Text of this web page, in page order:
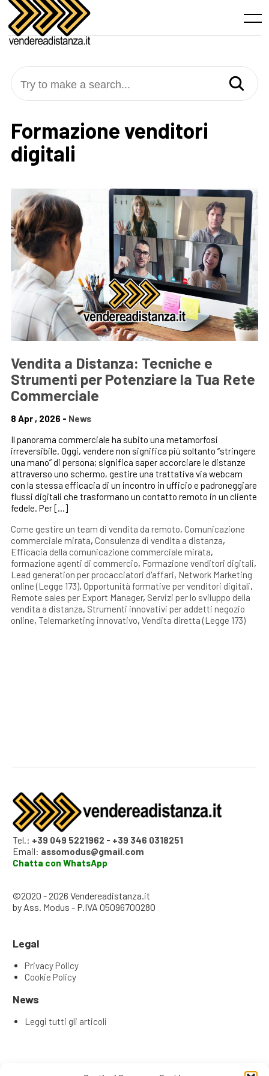
Skip
content
Menu
Try to make a search...
Formazione venditori
digitali
Vendita a Distanza: Tecniche e
Strumenti per Potenziare la Tua Rete
Commerciale
8 Apr , 2026 - News
Il panorama commerciale ha subito una metamorfosi
irreversibile. Oggi, vendere non significa più soltanto “stringere
una mano” di persona; significa saper accorciare le distanze
attraverso uno schermo, gestire una trattativa via webcam
con la stessa efficacia di un incontro in ufficio e padroneggiare
flussi digitali che trasformano un contatto remoto in un cliente
fedele. Per […]
Come gestire un team di vendita da remoto, Comunicazione
commerciale mirata, Consulenza di vendita a distanza,
Efficacia della comunicazione commerciale mirata,
formazione agenti di commercio, Formazione venditori digitali,
Lead generation per procacciatori d'affari, Network Marketing
online (Legge 173), Opportunità formative per venditori digitali,
Remote sales per Export Manager, Servizi per lo sviluppo della
vendita a distanza, Strumenti innovativi per addetti negozio
online, Telemarketing innovativo, Vendita diretta (Legge 173)
Tel.: +39 049 5221962 - +39 346 0318251
Email: assomodus@gmail.com
Chatta con WhatsApp
©2020 - 2026 Vendereadistanza.it
by Ass. Modus - P.IVA 05096700280
Legal
Privacy Policy
Cookie Policy
News
Leggi tutti gli articoli